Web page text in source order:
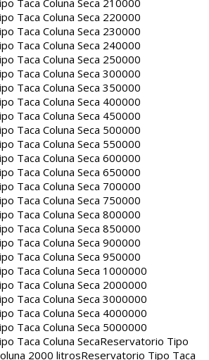
Taca Coluna Seca 210000
Taca Coluna Seca 220000
Taca Coluna Seca 230000
Taca Coluna Seca 240000
Taca Coluna Seca 250000
Taca Coluna Seca 300000
Taca Coluna Seca 350000
Taca Coluna Seca 400000
Taca Coluna Seca 450000
Taca Coluna Seca 500000
Taca Coluna Seca 550000
Taca Coluna Seca 600000
Taca Coluna Seca 650000
Taca Coluna Seca 700000
Taca Coluna Seca 750000
Taca Coluna Seca 800000
Taca Coluna Seca 850000
Taca Coluna Seca 900000
Taca Coluna Seca 950000
Taca Coluna Seca 1000000
Taca Coluna Seca 2000000
Taca Coluna Seca 3000000
Taca Coluna Seca 4000000
Taca Coluna Seca 5000000
Taca Coluna SecaReservatorio Tipo
2000 litrosReservatorio Tipo Taca